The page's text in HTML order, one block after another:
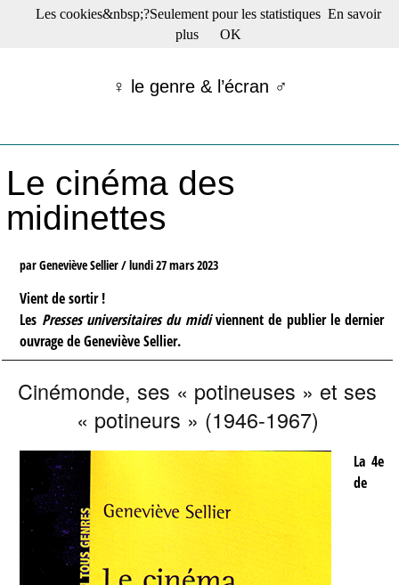
☰ Menu
Films récents
Tribunes
Archives
S’abonner à la Lettre !
♀ le genre & l’écran ♂
Le cinéma des
midinettes
par Geneviève Sellier /lundi 27 mars 2023
Vient de sortir !
Les Presses universitaires du midiviennent de publier le dernier
ouvrage de Geneviève Sellier.
Cinémonde, ses « potineuses » et ses
« potineurs » (1946-1967)
La 4e
de
Les cookies&nbsp;?Seulement pour les statistiques En savoir
plus
OK